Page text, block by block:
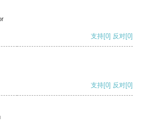
支持[0] 反对[0]
支持[0] 反对[0]